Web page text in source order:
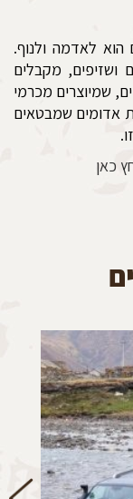
לאדמה ולנוף.
ושזיפים, מקבלים
שמיוצרים מכרמי
אדומים שמבטאים
כאן